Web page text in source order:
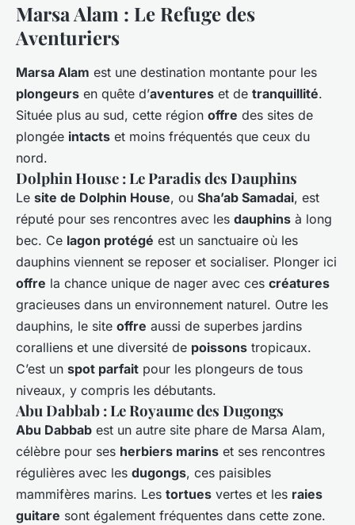
Marsa Alam : Le Refuge des
Aventuriers
Marsa Alam est une destination montante pour les
plongeurs en quête d’aventures et de tranquillité.
Située plus au sud, cette région offre des sites de
plongée intacts et moins fréquentés que ceux du
nord.
Dolphin House : Le Paradis des Dauphins
Le site de Dolphin House, ou Sha’ab Samadai, est
réputé pour ses rencontres avec les dauphins à long
bec. Ce lagon protégé est un sanctuaire où les
dauphins viennent se reposer et socialiser. Plonger ici
offre la chance unique de nager avec ces créatures
gracieuses dans un environnement naturel. Outre les
dauphins, le site offre aussi de superbes jardins
coralliens et une diversité de poissons tropicaux.
C’est un spot parfait pour les plongeurs de tous
niveaux, y compris les débutants.
Abu Dabbab : Le Royaume des Dugongs
Abu Dabbab est un autre site phare de Marsa Alam,
célèbre pour ses herbiers marins et ses rencontres
régulières avec les dugongs, ces paisibles
mammifères marins. Les tortues vertes et les raies
guitare sont également fréquentes dans cette zone.